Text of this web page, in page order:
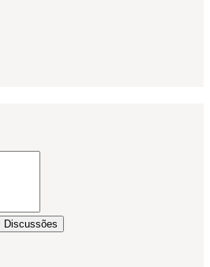
Discussões